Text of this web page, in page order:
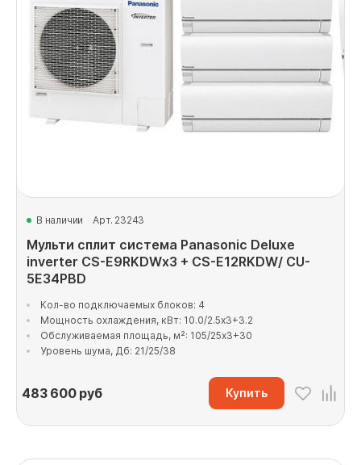
В наличии Арт. 23243
Мульти сплит система Panasonic Deluxe
inverter CS-E9RKDWx3 + CS-E12RKDW/ CU-
5E34PBD
Кол-во подключаемых блоков: 4
Мощность охлаждения, кВт: 10.0/2.5x3+3.2
Обслуживаемая площадь, м²: 105/25x3+30
Уровень шума, Дб: 21/25/38
483 600руб Купить